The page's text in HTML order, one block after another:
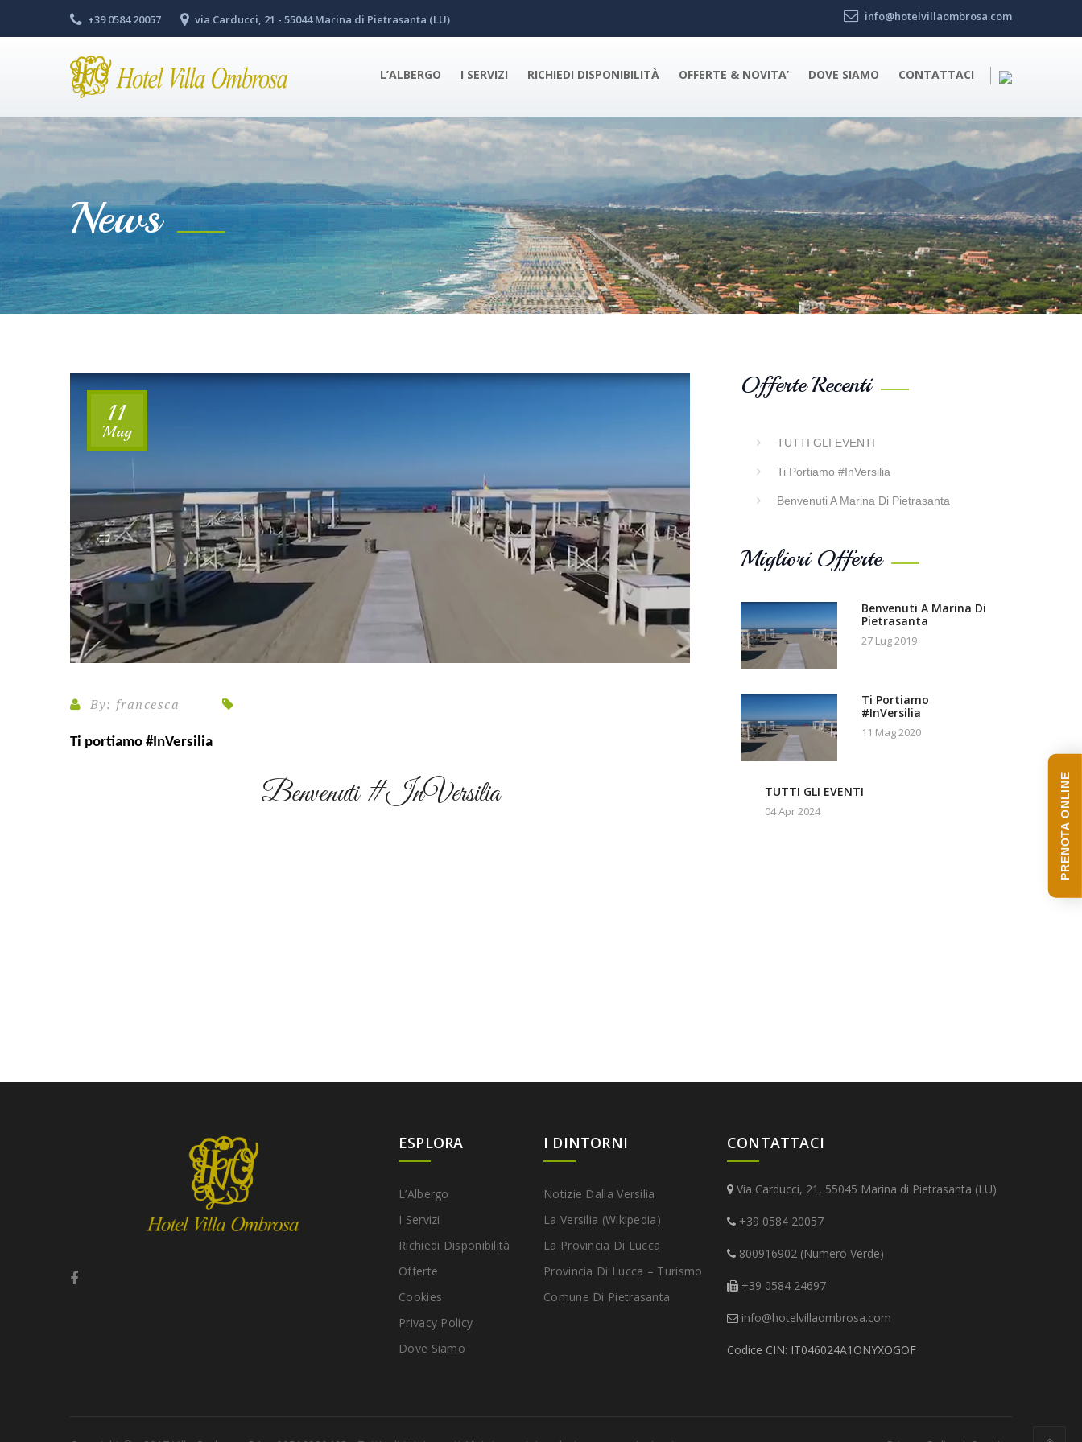
+39 0584 20057 via Carducci, 21 - 55044 Marina di Pietrasanta (LU) info@hotelvillaombrosa.com
L’ALBERGO I SERVIZI RICHIEDI DISPONIBILITÀ OFFERTE & NOVITA’ DOVE SIAMO CONTATTACI
News
11
Mag
By: francesca
Ti portiamo #InVersilia
Benvenuti #InVersilia
Offerte Recenti
TUTTI GLI EVENTI
Ti Portiamo #InVersilia
Benvenuti A Marina Di Pietrasanta
Migliori Offerte
Benvenuti A Marina Di
Pietrasanta
27 Lug 2019
Ti Portiamo
#InVersilia
11 Mag 2020
TUTTI GLI EVENTI
04 Apr 2024
ESPLORA
L’Albergo
I Servizi
Richiedi Disponibilità
Offerte
Cookies
Privacy Policy
Dove Siamo
I DINTORNI
Notizie Dalla Versilia
La Versilia (Wikipedia)
La Provincia Di Lucca
Provincia Di Lucca – Turismo
Comune Di Pietrasanta
CONTATTACI
Via Carducci, 21, 55045 Marina di Pietrasanta (LU)
+39 0584 20057
800916902 (Numero Verde)
+39 0584 24697
info@hotelvillaombrosa.com
Codice CIN: IT046024A1ONYXOGOF
PRENOTA ONLINE